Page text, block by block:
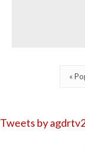
«
Tweets by